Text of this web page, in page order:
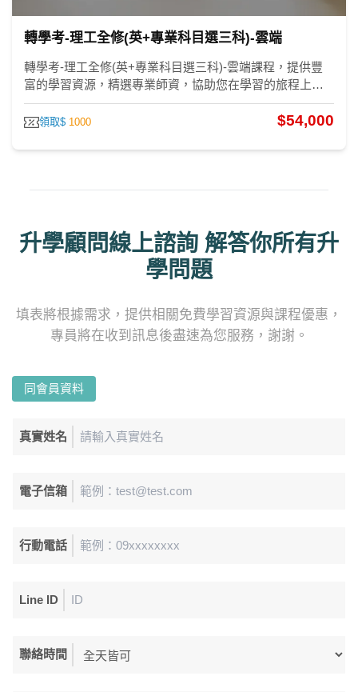
轉學考-理工全修(英+專業科目選三科)-雲端
轉學考-理工全修(英+專業科目選三科)-雲端課程，提供豐
富的學習資源，精選專業師資，協助您在學習的旅程上突
破困難。
領取$ 1000 $54,000
升學顧問線上諮詢 解答你所有升
學問題
填表將根據需求，提供相關免費學習資源與課程優惠，
專員將在收到訊息後盡速為您服務，謝謝。
同會員資料
真實姓名
電子信箱
行動電話
Line ID
聯絡時間